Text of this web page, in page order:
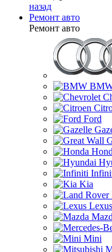
назад
Ремонт авто
Ремонт авто
Ford
Kia
Lexus
Mini